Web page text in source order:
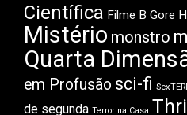
Científica Filme B Gore
Mistério monstro
Quarta
em Profusão sci-fi
de segunda Terror na Casa